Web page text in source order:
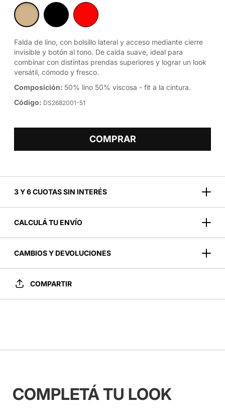
Falda de lino, con bolsillo lateral y acceso mediante cierre
invisible y botón al tono. De caída suave, ideal para
combinar con distintas prendas superiores y lograr un look
versátil, cómodo y fresco.
Composición: 50% lino 50% viscosa - fit a la cintura.
Código: DS2682001-51
COMPRAR
3 Y 6 CUOTAS SIN INTERÉS
CALCULÁ TU ENVÍO
CAMBIOS Y DEVOLUCIONES
COMPARTIR
COMPLETÁ TU LOOK